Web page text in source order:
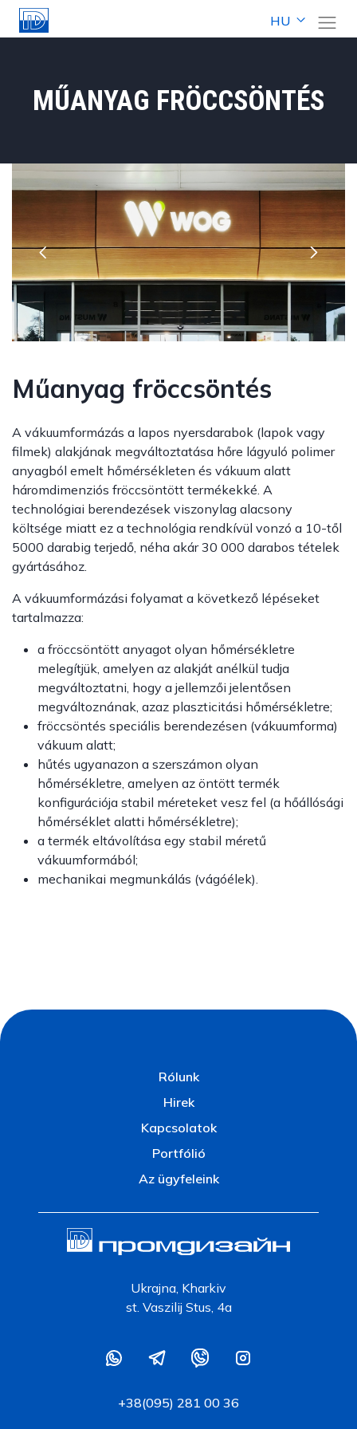
HU
MŰANYAG FRÖCCSÖNTÉS
Műanyag fröccsöntés
A vákuumformázás a lapos nyersdarabok (lapok vagy
filmek) alakjának megváltoztatása hőre lágyuló polimer
anyagból emelt hőmérsékleten és vákuum alatt
háromdimenziós fröccsöntött termékekké. A
technológiai berendezések viszonylag alacsony
költsége miatt ez a technológia rendkívül vonzó a 10-től
5000 darabig terjedő, néha akár 30 000 darabos tételek
gyártásához.
A vákuumformázási folyamat a következő lépéseket
tartalmazza:
a fröccsöntött anyagot olyan hőmérsékletre
melegítjük, amelyen az alakját anélkül tudja
megváltoztatni, hogy a jellemzői jelentősen
megváltoznának, azaz plaszticitási hőmérsékletre;
fröccsöntés speciális berendezésen (vákuumforma)
vákuum alatt;
hűtés ugyanazon a szerszámon olyan
hőmérsékletre, amelyen az öntött termék
konfigurációja stabil méreteket vesz fel (a hőállósági
hőmérséklet alatti hőmérsékletre);
a termék eltávolítása egy stabil méretű
vákuumformából;
mechanikai megmunkálás (vágóélek).
Rólunk
Hirek
Kapcsolatok
Portfólió
Az ügyfeleink
Ukrajna, Kharkiv
st. Vaszilij Stus, 4a
+38(095) 281 00 36